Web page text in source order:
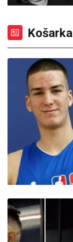
Košarka